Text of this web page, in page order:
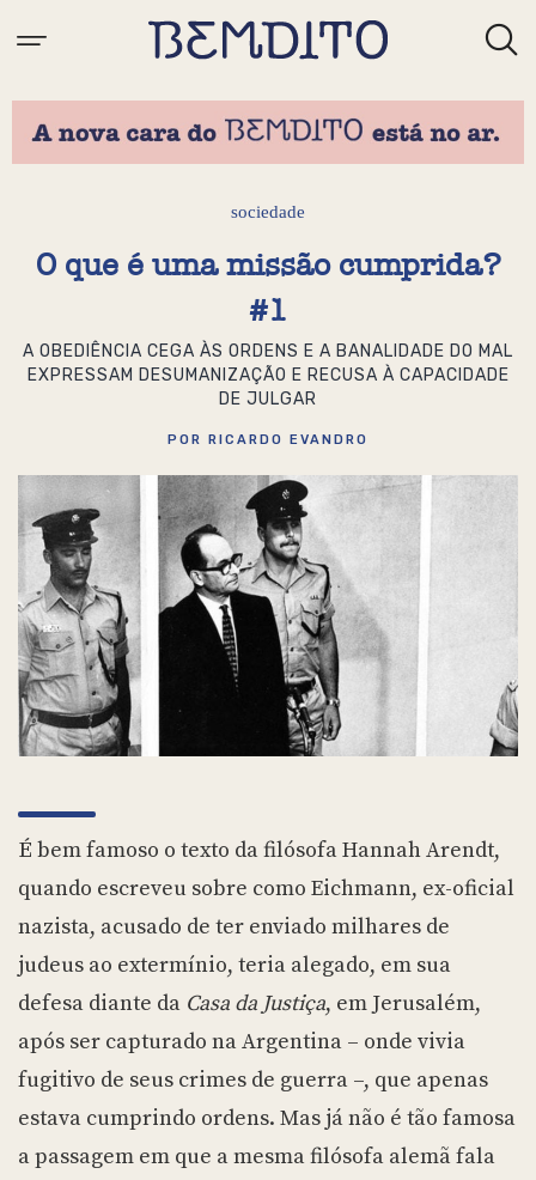
sociedade
O que é uma missão cumprida?
#1
A OBEDIÊNCIA CEGA ÀS ORDENS E A BANALIDADE DO MAL
EXPRESSAM DESUMANIZAÇÃO E RECUSA À CAPACIDADE
DE JULGAR
POR RICARDO EVANDRO
É bem famoso o texto da filósofa Hannah Arendt,
quando escreveu sobre como Eichmann, ex-oficial
nazista, acusado de ter enviado milhares de
judeus ao extermínio, teria alegado, em sua
defesa diante da Casa da Justiça, em Jerusalém,
após ser capturado na Argentina – onde vivia
fugitivo de seus crimes de guerra –, que apenas
estava cumprindo ordens. Mas já não é tão famosa
a passagem em que a mesma filósofa alemã fala